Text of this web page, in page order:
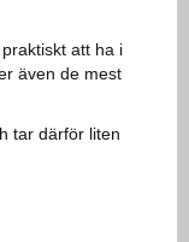
att ha i
även de mest
tar därför liten